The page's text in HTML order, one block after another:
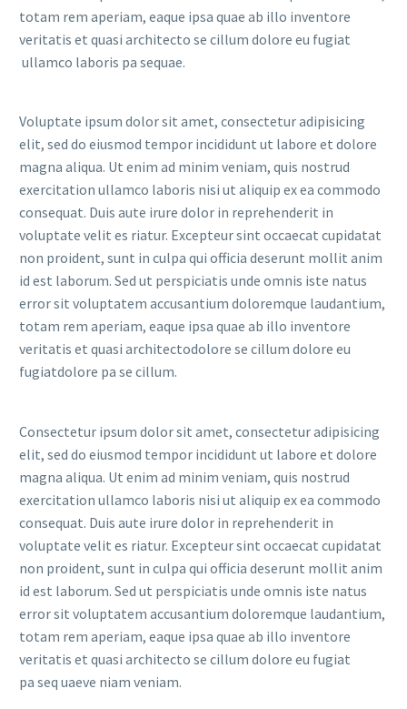
totam rem aperiam, eaque ipsa quae ab illo inventore
veritatis et quasi architecto se cillum dolore eu fugiat
ullamco laboris pa sequae.
Voluptate ipsum dolor sit amet, consectetur adipisicing
elit, sed do eiusmod tempor incididunt ut labore et dolore
magna aliqua. Ut enim ad minim veniam, quis nostrud
exercitation ullamco laboris nisi ut aliquip ex ea commodo
consequat. Duis aute irure dolor in reprehenderit in
voluptate velit es riatur. Excepteur sint occaecat cupidatat
non proident, sunt in culpa qui officia deserunt mollit anim
id est laborum. Sed ut perspiciatis unde omnis iste natus
error sit voluptatem accusantium doloremque laudantium,
totam rem aperiam, eaque ipsa quae ab illo inventore
veritatis et quasi architectodolore se cillum dolore eu
fugiatdolore pa se cillum.
Consectetur ipsum dolor sit amet, consectetur adipisicing
elit, sed do eiusmod tempor incididunt ut labore et dolore
magna aliqua. Ut enim ad minim veniam, quis nostrud
exercitation ullamco laboris nisi ut aliquip ex ea commodo
consequat. Duis aute irure dolor in reprehenderit in
voluptate velit es riatur. Excepteur sint occaecat cupidatat
non proident, sunt in culpa qui officia deserunt mollit anim
id est laborum. Sed ut perspiciatis unde omnis iste natus
error sit voluptatem accusantium doloremque laudantium,
totam rem aperiam, eaque ipsa quae ab illo inventore
veritatis et quasi architecto se cillum dolore eu fugiat
pa seq uaeve niam veniam.